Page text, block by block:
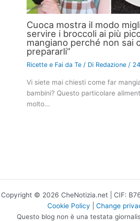
Cuoca mostra il modo
servire i broccoli ai più
mangiano perché non sai
prepararli”
Ricette e Fai da Te / Di Redazione/
Vi siete mai chiesti come far
bambini? Questo particolare
molto…
Copyright © 2026 CheNotizia.net | CIF:
Cookie Policy
Change
Questo blog non è una testata